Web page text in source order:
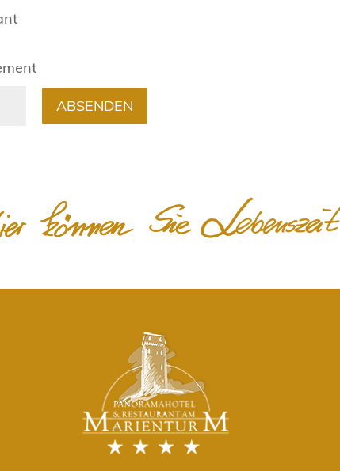
ABSENDEN